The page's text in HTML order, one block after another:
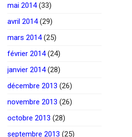
mai 2014(33)
avril 2014(29)
mars 2014(25)
février 2014(24)
janvier 2014(28)
décembre 2013 (26)
novembre 2013 (26)
octobre 2013 (28)
septembre 2013 (25)